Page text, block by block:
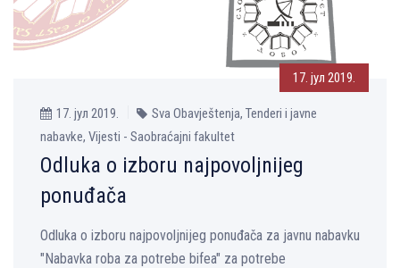
17. јул 2019.
17. јул 2019.
Sva Obavještenja, Tenderi i javne
nabavke, Vijesti - Saobraćajni fakultet
Odluka o izboru najpovoljnijeg
ponuđača
Odluka o izboru najpovoljnijeg ponuđača za javnu nabavku
"Nabavka roba za potrebe bifea" za potrebe